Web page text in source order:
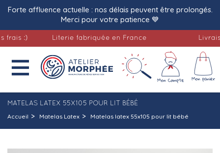
Forte affluence actuelle : nos délais peuvent être prolongés.
Merci pour votre patience 💙
:) Literie fabriquée en France Livraison

MATELAS LATEX 55X105 POUR LIT BÉBÉ
Accueil Matelas Latex Matelas latex 55x105 pour lit bébé